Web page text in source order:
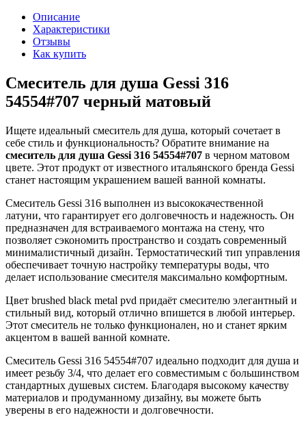
Описание
Характеристики
Отзывы
Как купить
Смеситель для душа Gessi 316
54554#707 черный матовый
Ищете идеальный смеситель для душа, который сочетает в
себе стиль и функциональность? Обратите внимание на
смеситель для душа Gessi 316 54554#707 в черном матовом
цвете. Этот продукт от известного итальянского бренда Gessi
станет настоящим украшением вашей ванной комнаты.
Смеситель Gessi 316 выполнен из высококачественной
латуни, что гарантирует его долговечность и надежность. Он
предназначен для встраиваемого монтажа на стену, что
позволяет сэкономить пространство и создать современный
минималистичный дизайн. Термостатический тип управления
обеспечивает точную настройку температуры воды, что
делает использование смесителя максимально комфортным.
Цвет brushed black metal pvd придаёт смесителю элегантный и
стильный вид, который отлично впишется в любой интерьер.
Этот смеситель не только функционален, но и станет ярким
акцентом в вашей ванной комнате.
Смеситель Gessi 316 54554#707 идеально подходит для душа и
имеет резьбу 3/4, что делает его совместимым с большинством
стандартных душевых систем. Благодаря высокому качеству
материалов и продуманному дизайну, вы можете быть
уверены в его надежности и долговечности.